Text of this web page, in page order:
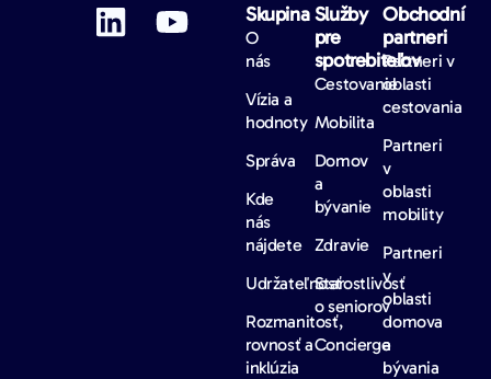
Skupina
O
nás
Vízia a
hodnoty
Správa
Kde
nás
nájdete
Udržateľnosť
Rozmanitosť,
rovnosť a
inklúzia
Služby
pre
spotrebiteľov
Cestovanie
Mobilita
Domov
a
bývanie
Zdravie
Starostlivosť
o seniorov
Concierge
Obchodní
partneri
Partneri v
oblasti
cestovania
Partneri
v
oblasti
mobility
Partneri
v
oblasti
domova
a
bývania